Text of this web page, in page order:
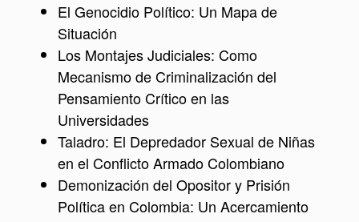
El Genocidio Político: Un Mapa de
Situación
Los Montajes Judiciales: Como
Mecanismo de Criminalización del
Pensamiento Crítico en las
Universidades
Taladro: El Depredador Sexual de Niñas
en el Conflicto Armado Colombiano
Demonización del Opositor y Prisión
Política en Colombia: Un Acercamiento